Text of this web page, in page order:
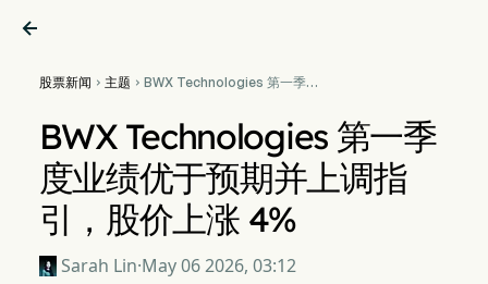

股票新闻  主题  BWX Technologies 第一季
BWX Technologies 第一季
度业绩优于预期并上调指
引，股价上涨 4%
Sarah Lin·May 06 2026, 03:12